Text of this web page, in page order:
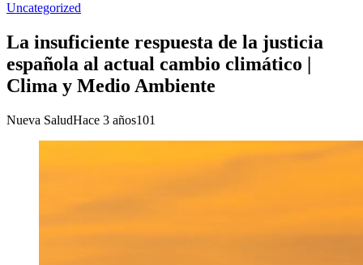
Uncategorized
La insuficiente respuesta de la justicia
española al actual cambio climático |
Clima y Medio Ambiente
Nueva SaludHace 3 años101